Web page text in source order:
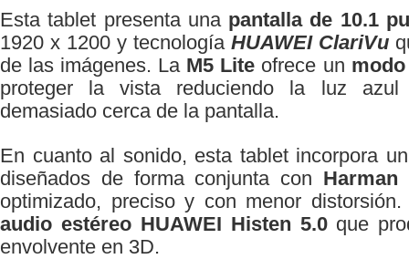
Esta tablet presenta una pantalla de 10.1
1920 x 1200 y tecnología HUAWEI ClariVu
de las imágenes. La M5 Lite ofrece un
proteger la vista reduciendo la luz azul
demasiado cerca de la pantalla.
En cuanto al sonido, esta tablet incorpora
diseñados de forma conjunta con
optimizado, preciso y con menor
audio estéreo HUAWEI Histen 5.0que
envolvente en 3D.